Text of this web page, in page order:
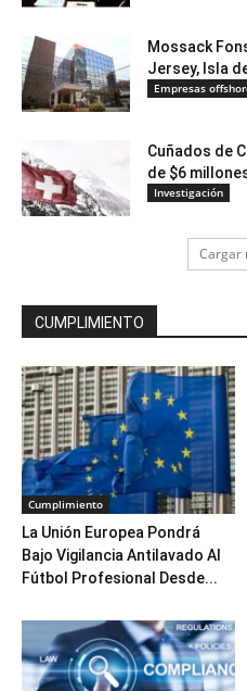
Mossack
Jersey, Isla
Empresas
Cuñados de
de $6
Investigación
Cargar
CUMPLIMIENTO
Cumplimiento
La Unión Europea Pondrá
Bajo Vigilancia Antilavado Al
Fútbol Profesional Desde...